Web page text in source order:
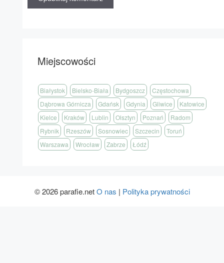
Miejscowości
Białystok Bielsko-Biała Bydgoszcz
Częstochowa
Dąbrowa Górnicza
Gdańsk Gdynia Gliwice
Katowice
Kielce
Kraków Lublin Olsztyn Poznań
Radom
Rybnik
Rzeszów Sosnowiec Szczecin
Toruń
Warszawa
Wrocław Zabrze Łódź
© 2026 parafie.netO nas | Polityka prywatności